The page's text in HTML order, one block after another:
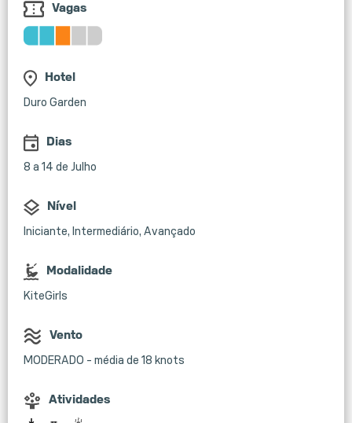
Vagas
Hotel
Duro Garden
Dias
8 a 14 de Julho
Nível
Iniciante, Intermediário, Avançado
Modalidade
KiteGirls
Vento
MODERADO - média de 18 knots
Atividades